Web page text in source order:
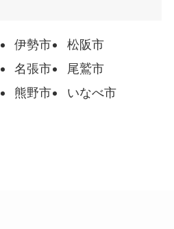
伊勢市
松阪市
名張市
尾鷲市
熊野市
いなべ市